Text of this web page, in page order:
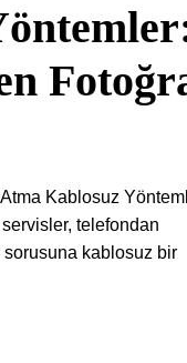
Kablosuz
telefondan
sorusuna kablosuz bir